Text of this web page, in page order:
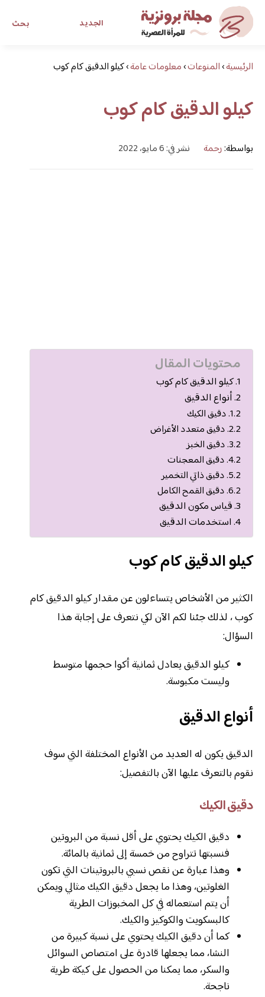
بحث الجديد
مجلة برونزية للفتاة العصرية
ابحث عن أي موضوع يهمك
الرئيسية›المنوعات›معلومات عامة›كيلو الدقيق كام كوب
كيلو الدقيق كام كوب
بواسطة:رحمة نشر في: 6 مايو، 2022
محتويات المقال
كيلو الدقيق كام كوب
أنواع الدقيق
دقيق الكيك
دقيق متعدد الأغراض
دقيق الخبز
دقيق المعجنات
دقيق ذاتي التخمير
دقيق القمح الكامل
قياس مكون الدقيق
استخدمات الدقيق
كيلو الدقيق كام كوب
الكثير من الأشخاص يتساءلون عن مقدار كيلو الدقيق كام
كوب ، لذلك جئنا لكم الآن لكي نتعرف على إجابة هذا
السؤال:
كيلو الدقيق يعادل ثمانية أكوا حجمها متوسط
وليست مكبوسة.
أنواع الدقيق
الدقيق يكون له العديد من الأنواع المختلفة التي سوف
نقوم بالتعرف عليها الآن بالتفصيل:
دقيق الكيك
دقيق الكيك يحتوي على أقل نسبة من البروتين
فنسبتها تتراوح من خمسة إلى ثمانية بالمائة.
وهذا عبارة عن نقص نسبي بالبروتينات التي تكون
الغلوتين، وهذا ما يجعل دقيق الكيك مثالي ويمكن
أن يتم استعماله في كل المخبوزات الطرية
كالبسكويت والكوكيز والكيك.
كما أن دقيق الكيك يحتوي على نسبة كبيرة من
النشا، مما يجعلها قادرة على امتصاص السوائل
والسكر، مما يمكنا من الحصول على كيكة طرية
ناجحة.